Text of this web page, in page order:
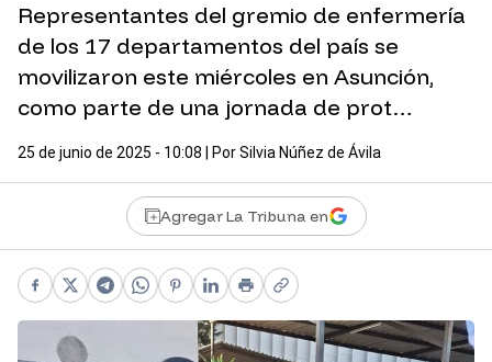
Representantes del gremio de enfermería
de los 17 departamentos del país se
movilizaron este miércoles en Asunción,
como parte de una jornada de prot…
25 de junio de 2025 - 10:08 | PorSilvia Núñez de Ávila
Agregar La Tribuna en
Facebook
X Telegram
WhatsApp
Pinterest
LinkedIn
PrintCopy link